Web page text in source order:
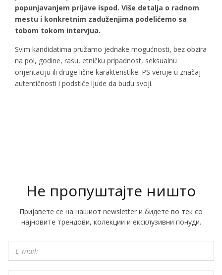
popunjavanjem prijave ispod. Više detalja o radnom
mestu i konkretnim zaduženjima podelićemo sa
tobom tokom intervjua.
Svim kandidatima pružamo jednake mogućnosti, bez obzira
na pol, godine, rasu, etničku pripadnost, seksualnu
orijentaciju ili druge lične karakteristike. PS veruje u značaj
autentičnosti i podstiče ljude da budu svoji.
Не пропуштајте ништо
Пријавете се на нашиот newsletter и бидете во тек со
најновите трендови, колекции и ексклузивни понуди.